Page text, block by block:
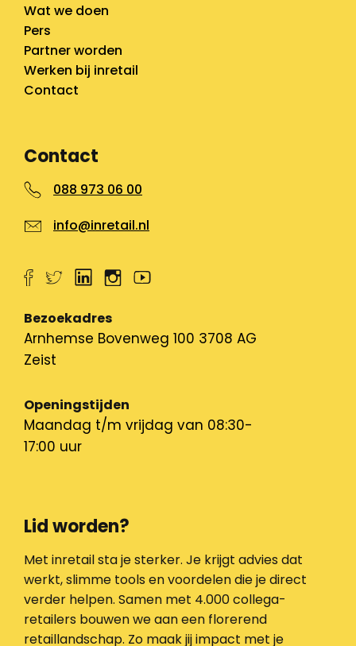
Wat we doen
Pers
Partner worden
Werken bij inretail
Contact
Contact
088 973 06 00
info@inretail.nl
Bezoekadres
Arnhemse Bovenweg 100 3708 AG
Zeist
Openingstijden
Maandag t/m vrijdag van 08:30-
17:00 uur
Lid worden?
Met inretail sta je sterker. Je krijgt advies dat
werkt, slimme tools en voordelen die je direct
verder helpen. Samen met 4.000 collega-
retailers bouwen we aan een florerend
retaillandschap. Zo maak jij impact met je